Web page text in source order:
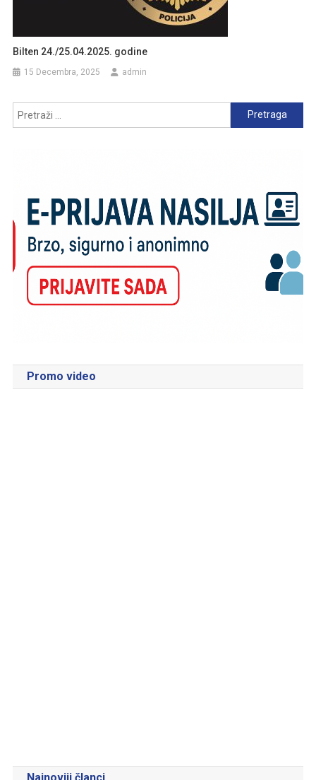
Bilten 24./25.04.2025. godine
15 Decembra, 2025 admin
Pretraga:
Promo video
Najnoviji članci